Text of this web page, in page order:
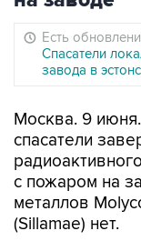
Есть
Спасатели
завода в
Москва. 9 июня.
спасатели
с пожаром на
металлов
(Sillamae) нет.